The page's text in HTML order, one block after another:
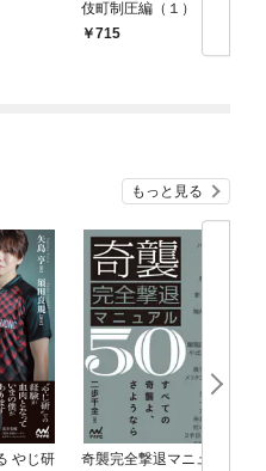
伎町制圧編（１）
715
もっと見る
やじ研
奇襲完全撃退マニュア